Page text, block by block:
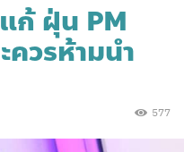
ก้ ฝุ่น PM
ควรห้ามนำ
577